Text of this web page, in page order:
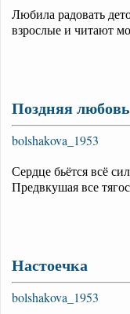
Любила радовать
взрослые и читают
Поздняя любовь
bolshakova_1953
Сердце бьётся всё
Предвкушая все
Настоечка
bolshakova_1953